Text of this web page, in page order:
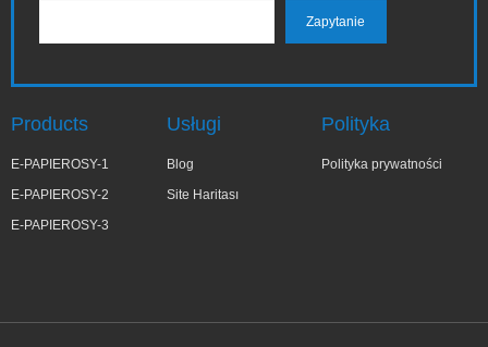
Products
E-PAPIEROSY-1
E-PAPIEROSY-2
E-PAPIEROSY-3
Usługi
Blog
Site Haritası
Polityka
Polityka prywatności